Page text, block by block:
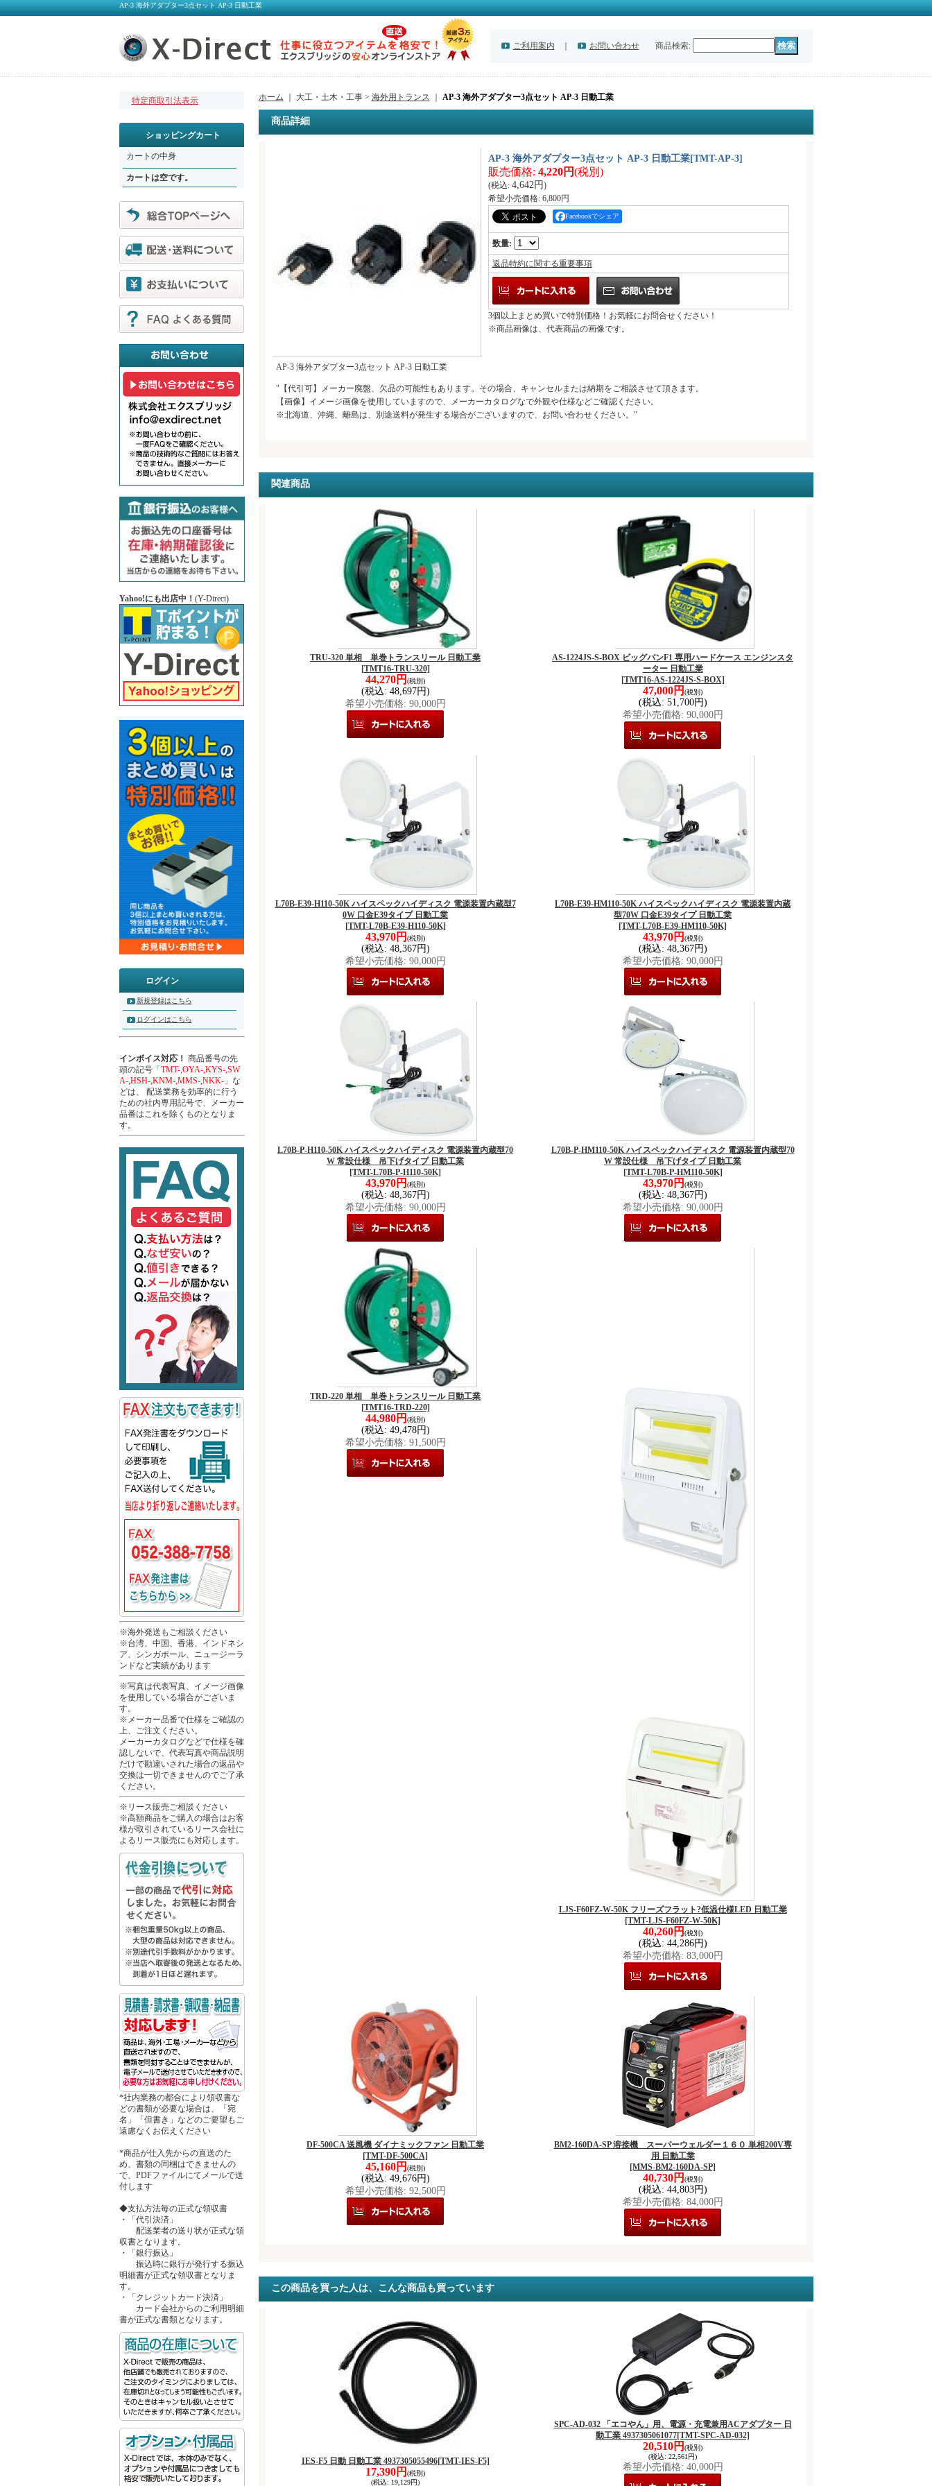
AP-3 海外アダプター3点セット AP-3 日動工業
ご利用案内 お問い合わせ 商品検索:
特定商取引法表示
ショッピングカート
カートの中身
カートは空です。
Yahoo!にも出店中！ (Y-Direct)
ログイン
新規登録はこちら
ログインはこちら
インボイス対応！ 商品番号の先
頭の記号「TMT-,OYA-,KYS-,SW
A-,HSH-,KNM-,MMS-,NKK-」 な
どは、 配送業務を効率的に行う
ための社内専用記号で、メーカー
品番はこれを除くものとなりま
す。
※海外発送もご相談ください
※台湾、中国、香港、インドネシ
ア、シンガポール、ニュージーラ
ンドなど実績があります
※写真は代表写真、イメージ画像
を使用している場合がございま
す。
※メーカー品番で仕様をご確認の
上、ご注文ください。
メーカーカタログなどで仕様を確
認しないで、代表写真や商品説明
だけで勘違いされた場合の返品や
交換は一切できませんのでご了承
ください。
※リース販売ご相談ください
※高額商品をご購入の場合はお客
様が取引されているリース会社に
よるリース販売にも対応します。
*社内業務の都合により領収書な
どの書類が必要な場合は、「宛
名」「但書き」などのご要望もご
遠慮なくお伝えください
*商品が仕入先からの直送のた
め、書類の同梱はできませんの
で、PDFファイルにてメールで送
付します
◆支払方法毎の正式な領収書
・「代引決済」
配送業者の送り状が正式な領
収書となります。
・「銀行振込」
振込時に銀行が発行する振込
明細書が正式な領収書となりま
す。
・「クレジットカード決済」
カード会社からのご利用明細
書が正式な書類となります。
ホーム ｜ 大工・土木・工事 > 海外用トランス AP-3 海外アダプター3点セット AP-3 日動工業
商品詳細
AP-3 海外アダプター3点セット AP-3 日動工業[TMT-AP-3]
販売価格: 4,220円(税別)
(税込: 4,642円)
希望小売価格: 6,800円
Facebookでシェア
数量:
返品特約に関する重要事項
3個以上まとめ買いで特別価格！お気軽にお問合せください！
※商品画像は、代表商品の画像です。
AP-3 海外アダプター3点セット AP-3 日動工業
"【代引可】メーカー廃盤、欠品の可能性もあります。その場合、キャンセルまたは納期をご相談させて頂きます。
【画像】イメージ画像を使用していますので、メーカーカタログなで外観や仕様などご確認ください。
※北海道、沖縄、離島は、別途送料が発生する場合がございますので、お問い合わせください。"
関連商品
TRU-320 単相 単巻トランスリール 日動工業
[TMT16-TRU-320]
44,270円 (税別)
(税込: 48,697円)
希望小売価格: 90,000円
AS-1224JS-S-BOX ビッグバンF1 専用ハードケース エンジンスタ
ーター 日動工業
[TMT16-AS-1224JS-S-BOX]
47,000円 (税別)
(税込: 51,700円)
希望小売価格: 90,000円
L70B-E39-H110-50K ハイスペックハイディスク 電源装置内蔵型7
0W 口金E39タイプ 日動工業
[TMT-L70B-E39-H110-50K]
43,970円 (税別)
(税込: 48,367円)
希望小売価格: 90,000円
L70B-E39-HM110-50K ハイスペックハイディスク 電源装置内蔵
型70W 口金E39タイプ 日動工業
[TMT-L70B-E39-HM110-50K]
43,970円 (税別)
(税込: 48,367円)
希望小売価格: 90,000円
L70B-P-H110-50K ハイスペックハイディスク 電源装置内蔵型70
W 常設仕様 吊下げタイプ 日動工業
[TMT-L70B-P-H110-50K]
43,970円 (税別)
(税込: 48,367円)
希望小売価格: 90,000円
L70B-P-HM110-50K ハイスペックハイディスク 電源装置内蔵型70
W 常設仕様 吊下げタイプ 日動工業
[TMT-L70B-P-HM110-50K]
43,970円 (税別)
(税込: 48,367円)
希望小売価格: 90,000円
TRD-220 単相 単巻トランスリール 日動工業
[TMT16-TRD-220]
44,980円 (税別)
(税込: 49,478円)
希望小売価格: 91,500円
LJS-F60FZ-W-50K フリーズフラット?低温仕様LED 日動工業
[TMT-LJS-F60FZ-W-50K]
40,260円 (税別)
(税込: 44,286円)
希望小売価格: 83,000円
DF-500CA 送風機 ダイナミックファン 日動工業
[TMT-DF-500CA]
45,160円 (税別)
(税込: 49,676円)
希望小売価格: 92,500円
BM2-160DA-SP 溶接機 スーパーウェルダー１６０ 単相200V専
用 日動工業
[MMS-BM2-160DA-SP]
40,730円 (税別)
(税込: 44,803円)
希望小売価格: 84,000円
この商品を買った人は、こんな商品も買っています
IES-F5 日動 日動工業 4937305055496[TMT-IES-F5]
17,390円 (税別)
(税込: 19,129円)
SPC-AD-032 「エコやん」用、電源・充電兼用ACアダプター 日
動工業 4937305061077[TMT-SPC-AD-032]
20,510円 (税別)
(税込: 22,561円)
希望小売価格: 40,000円